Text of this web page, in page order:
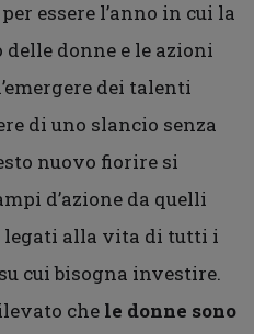
essere l’anno in cui la
donne e le azioni
dei talenti
di uno slancio senza
nuovo fiorire si
d’azione da quelli
alla vita di tutti i
cui bisogna investire.
che le donne sono